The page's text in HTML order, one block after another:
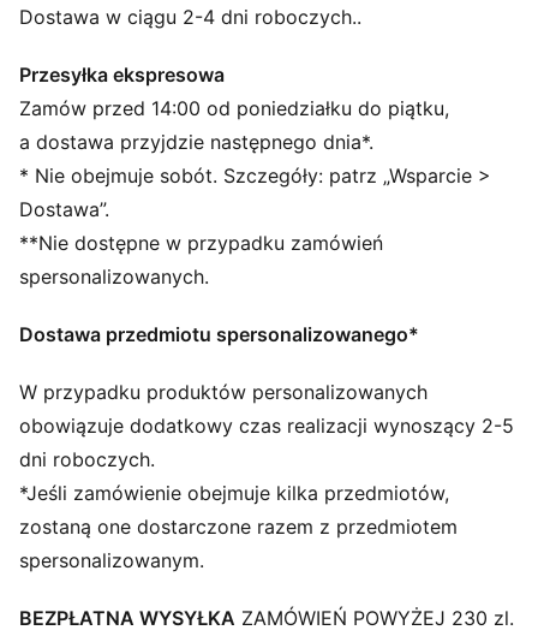
nadaje całości lekkość, zachowując jednocześnie
CECHY + KORZYŚCI
SOFTFOAM+: wygodna wkładka wewnętrzna
zapewniająca miękką amortyzację dzięki bardzo
grubej pięcie
SOFTRIDE: miękka pianka zaprojektowana z myślą o
całodziennej amortyzacji i komforcie
Cholewa tych butów wykonana jest w co najmniej
30% z materiałów pochodzących z recyklingu.
Szerokość: Standardowa
Zapięcie: Sznurówki
Rodzaj obcasa: Płaski
Charakterystyczne detale marki PUMA
Dostawa w ciągu 2-4 dni roboczych..
Przesyłka ekspresowa
Zamów przed 14:00 od poniedziałku do piątku,
a dostawa przyjdzie następnego dnia*.
* Nie obejmuje sobót. Szczegóły: patrz „Wsparcie >
Dostawa”.
**Nie dostępne w przypadku zamówień
spersonalizowanych.
Dostawa przedmiotu spersonalizowanego*
W przypadku produktów personalizowanych
obowiązuje dodatkowy czas realizacji wynoszący 2-5
dni roboczych.
*Jeśli zamówienie obejmuje kilka przedmiotów,
zostaną one dostarczone razem z przedmiotem
spersonalizowanym.
BEZPŁATNA WYSYŁKA ZAMÓWIEŃ POWYŻEJ 230 zl.